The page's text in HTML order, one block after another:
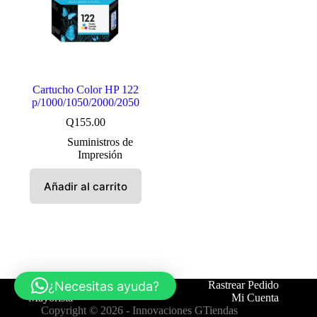
Cartucho Color HP 122
p/1000/1050/2000/2050
Q155.00
Suministros de
Impresión
Añadir al carrito
Tienda Contáctanos
Rastrear Pedido
Mayorista
Mi Cuenta
Copyright © 2026 - Innovaciones GTiendas
¿Necesitas ayuda?